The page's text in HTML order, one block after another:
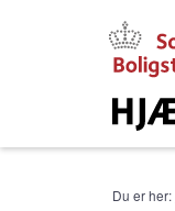
Du er her: